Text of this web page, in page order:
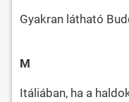
Gyakran látható
M
Itáliában, ha a